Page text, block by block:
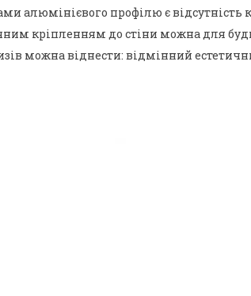
алюмінієвого профілю є відсутність
кріпленням до стіни можна для
можна віднести: відмінний